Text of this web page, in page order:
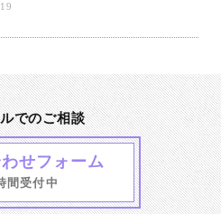
でのご相談
せフォーム
間受付中